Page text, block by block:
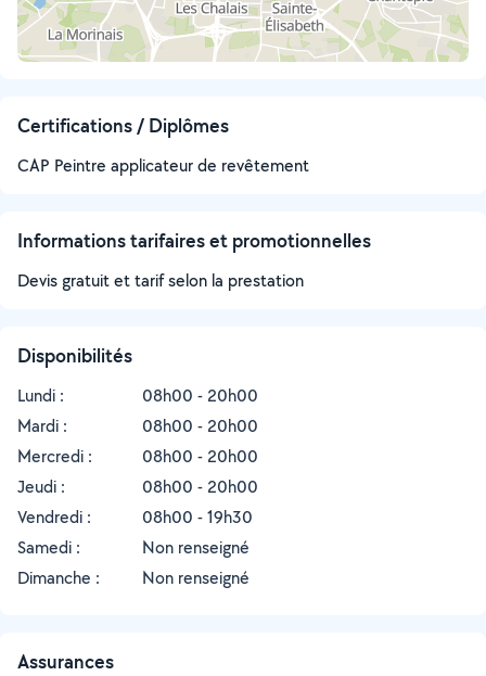
Certifications / Diplômes
CAP Peintre applicateur de revêtement
Informations tarifaires et promotionnelles
Devis gratuit et tarif selon la prestation
Disponibilités
Lundi :
08h00 - 20h00
Mardi :
08h00 - 20h00
Mercredi :
08h00 - 20h00
Jeudi :
08h00 - 20h00
Vendredi :
08h00 - 19h30
Samedi :
Non renseigné
Dimanche :
Non renseigné
Assurances